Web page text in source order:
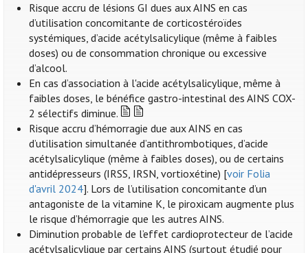
Risque accru de lésions GI dues aux AINS en cas
d’utilisation concomitante de corticostéroïdes
systémiques, d’acide acétylsalicylique (même à faibles
doses) ou de consommation chronique ou excessive
d’alcool.
En cas d’association à l'acide acétylsalicylique, même à
faibles doses, le bénéfice gastro-intestinal des AINS COX-
2 sélectifs diminue.
Risque accru d’hémorragie due aux AINS en cas
d’utilisation simultanée d’antithrombotiques, d’acide
acétylsalicylique (même à faibles doses), ou de certains
antidépresseurs (IRSS, IRSN, vortioxétine) [voir Folia
d'avril 2024]. Lors de l’utilisation concomitante d’un
antagoniste de la vitamine K, le piroxicam augmente plus
le risque d’hémorragie que les autres AINS.
Diminution probable de l’effet cardioprotecteur de l’acide
acétylsalicylique par certains AINS (surtout étudié pour